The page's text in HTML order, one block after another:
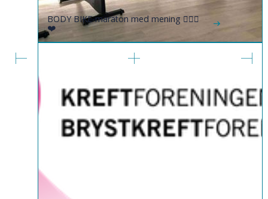
BODY BIKE-maraton med mening 🚴🏼‍♀️
❤️